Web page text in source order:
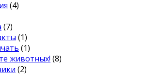
(4)
(7)
(1)
(1)
животных! (8)
(2)